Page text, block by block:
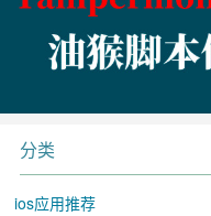
分类
ios应用推荐